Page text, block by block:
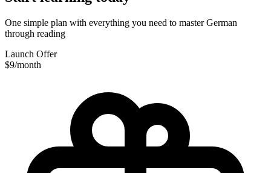
One simple plan with everything you need to master German
through reading
Launch Offer
$9/month